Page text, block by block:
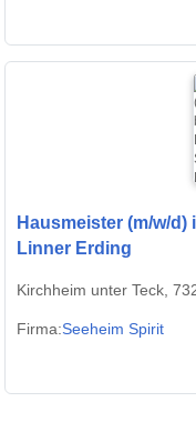
Hausmeister (m/w/
Linner Erding
Kirchheim unter Teck,
Firma:Seeheim Spirit